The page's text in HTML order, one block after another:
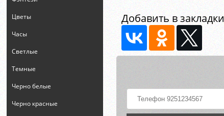
Цветы
Часы
Светлые
Темные
Черно белые
Черно красные
Добавить в закладки